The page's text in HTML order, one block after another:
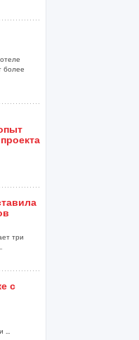
более
три
с